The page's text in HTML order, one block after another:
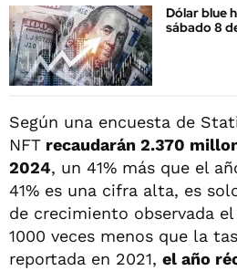
Dólar blue
sábado 8
Según una encuesta de
NFT recaudarán 2.370
2024, un 41% más que el
41% es una cifra alta, es
de crecimiento observada
1000 veces menos que la
reportada en 2021, el año